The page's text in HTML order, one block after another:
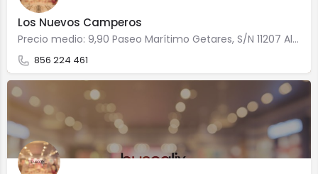
Los Nuevos Camperos
Precio medio: 9,90 Paseo Marítimo Getares, S/N 11207 Algeciras
856 224 461